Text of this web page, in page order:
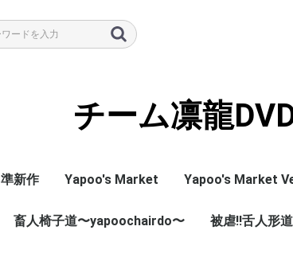
チーム凛龍
準新作 Yapoo's Market
YM(Yapoo's Market
YS(Yapoo's Market
RPD(Yapoo's Market
Yapoo's Market
YMV(Yapoo's
YVF(Yapoo's
畜人椅子道〜yapoochairdo〜 被虐!!舌人形